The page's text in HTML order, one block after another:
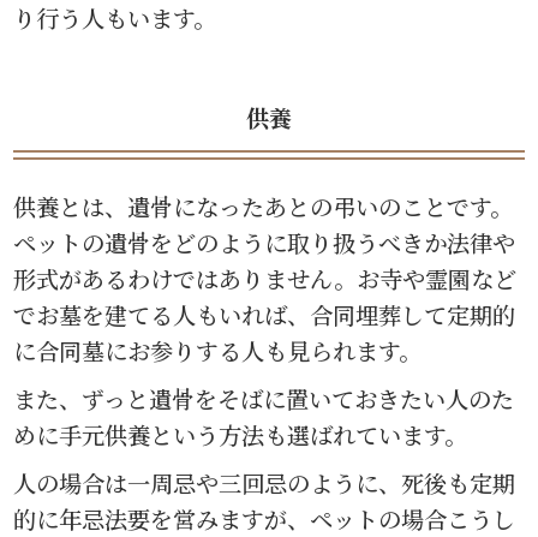
り行う人もいます。
供養
供養とは、遺骨になったあとの弔いのことです。
ペットの遺骨をどのように取り扱うべきか法律や
形式があるわけではありません。お寺や霊園など
でお墓を建てる人もいれば、合同埋葬して定期的
に合同墓にお参りする人も見られます。
また、ずっと遺骨をそばに置いておきたい人のた
めに手元供養という方法も選ばれています。
人の場合は一周忌や三回忌のように、死後も定期
的に年忌法要を営みますが、ペットの場合こうし